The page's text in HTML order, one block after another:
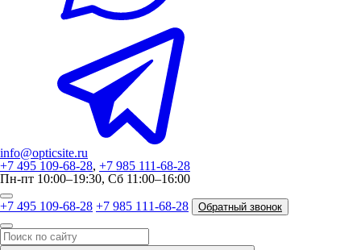
info@opticsite.ru
+7 495 109-68-28, +7 985 111-68-28
Пн-пт 10:00–19:30, Сб 11:00–16:00
+7 495 109-68-28 +7 985 111-68-28 Обратный звонок